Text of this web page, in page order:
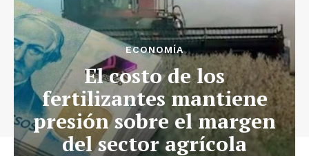
ECONOMÍA
El costo de los
fertilizantes mantiene
presión sobre el margen
del sector agrícola